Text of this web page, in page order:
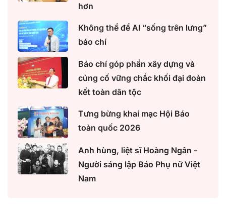
hơn
Không thể để AI “sống trên lưng”
báo chí
Báo chí góp phần xây dựng và
củng cố vững chắc khối đại đoàn
kết toàn dân tộc
Tưng bừng khai mạc Hội Báo
toàn quốc 2026
Anh hùng, liệt sĩ Hoàng Ngân -
Người sáng lập Báo Phụ nữ Việt
Nam